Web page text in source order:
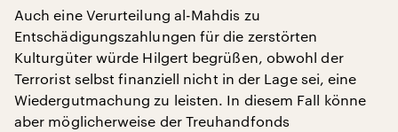
Auch eine Verurteilung al-Mahdis zu
Entschädigungszahlungen für die zerstörten
Kulturgüter würde Hilgert begrüßen, obwohl der
Terrorist selbst finanziell nicht in der Lage sei, eine
Wiedergutmachung zu leisten. In diesem Fall könne
aber möglicherweise der Treuhandfonds